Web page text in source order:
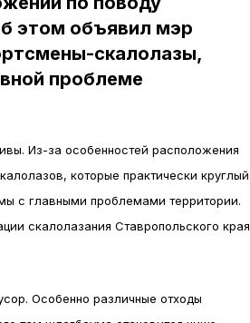
этом объявил мэр
скалолазы,
проблеме
Из-за особенностей расположения
которые практически круглый
с главными проблемами территории.
скалолазания Ставропольского края
Особенно различные отходы